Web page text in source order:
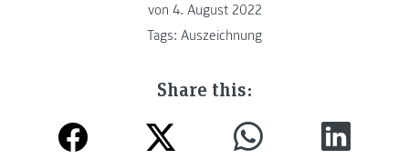
von 4. August 2022
Tags: Auszeichnung
Share this: